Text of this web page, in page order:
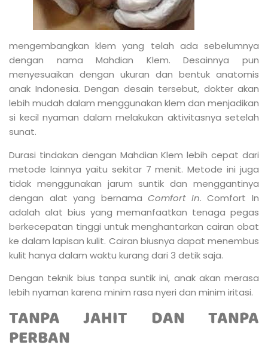
mengembangkan klem yang telah ada sebelumnya
dengan nama Mahdian Klem. Desainnya pun
menyesuaikan dengan ukuran dan bentuk anatomis
anak Indonesia. Dengan desain tersebut, dokter akan
lebih mudah dalam menggunakan klem dan menjadikan
si kecil nyaman dalam melakukan aktivitasnya setelah
sunat.
Durasi tindakan dengan Mahdian Klem lebih cepat dari
metode lainnya yaitu sekitar 7 menit. Metode ini juga
tidak menggunakan jarum suntik dan menggantinya
dengan alat yang bernamaComfort In. Comfort In
adalah alat bius yang memanfaatkan tenaga pegas
berkecepatan tinggi untuk menghantarkan cairan obat
ke dalam lapisan kulit. Cairan biusnya dapat menembus
kulit hanya dalam waktu kurang dari 3 detik saja.
Dengan teknik bius tanpa suntik ini, anak akan merasa
lebih nyaman karena minim rasa nyeri dan minim iritasi.
TANPA JAHIT DAN TANPA
PERBAN